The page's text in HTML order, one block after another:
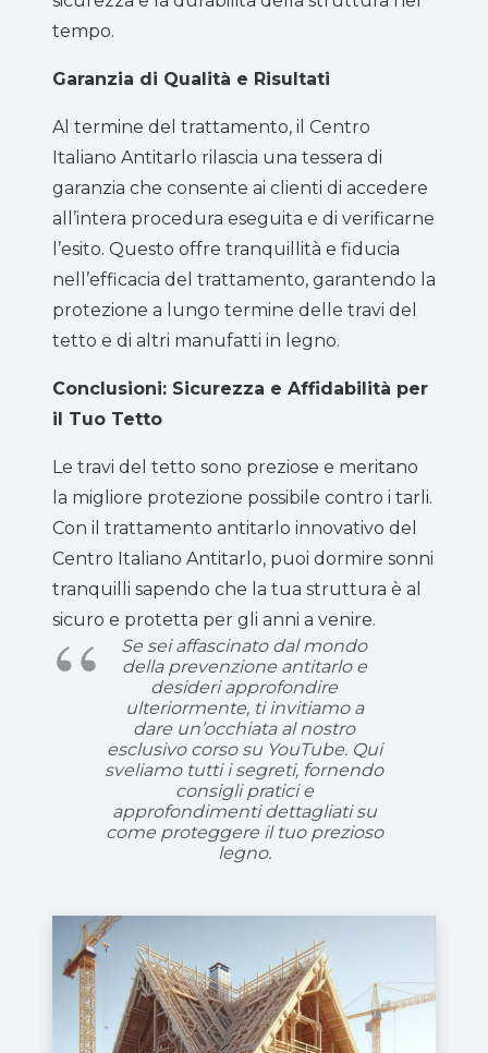
tempo.
Garanzia di Qualità e Risultati
Al termine del trattamento, il Centro
Italiano Antitarlo rilascia una tessera di
garanzia che consente ai clienti di accedere
all’intera procedura eseguita e di verificarne
l’esito. Questo offre tranquillità e fiducia
nell’efficacia del trattamento, garantendo la
protezione a lungo termine delle travi del
tetto e di altri manufatti in legno.
Conclusioni: Sicurezza e Affidabilità per
il Tuo Tetto
Le travi del tetto sono preziose e meritano
la migliore protezione possibile contro i tarli.
Con il trattamento antitarlo innovativo del
Centro Italiano Antitarlo, puoi dormire sonni
tranquilli sapendo che la tua struttura è al
sicuro e protetta per gli anni a venire.
Se sei affascinato dal mondo
della prevenzione antitarlo e
desideri approfondire
ulteriormente, ti invitiamo a
dare un’occhiata al nostro
esclusivo corso su YouTube. Qui
sveliamo tutti i segreti, fornendo
consigli pratici e
approfondimenti dettagliati su
come proteggere il tuo prezioso
legno.